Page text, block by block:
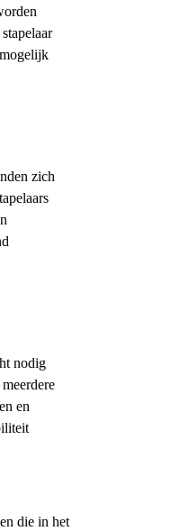
zich
nodig
en
die in het